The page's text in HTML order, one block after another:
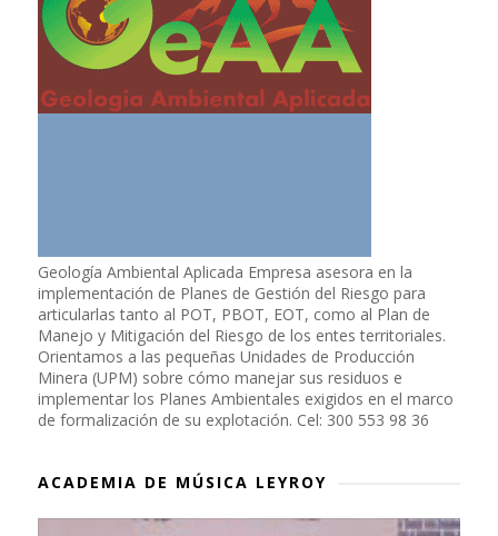
Geología Ambiental Aplicada Empresa asesora en la
implementación de Planes de Gestión del Riesgo para
articularlas tanto al POT, PBOT, EOT, como al Plan de
Manejo y Mitigación del Riesgo de los entes territoriales.
Orientamos a las pequeñas Unidades de Producción
Minera (UPM) sobre cómo manejar sus residuos e
implementar los Planes Ambientales exigidos en el marco
de formalización de su explotación. Cel: 300 553 98 36
ACADEMIA DE MÚSICA LEYROY